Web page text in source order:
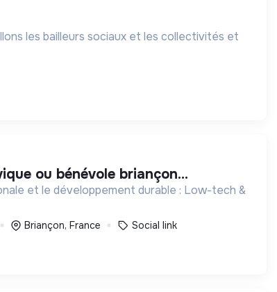
les bailleurs sociaux et les collectivités et
ou bénévole briançon...
et le développement durable : Low-tech &
Briançon, France Social link